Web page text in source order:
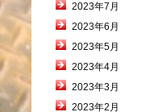
2023年7月
2023年6月
2023年5月
2023年4月
2023年3月
2023年2月